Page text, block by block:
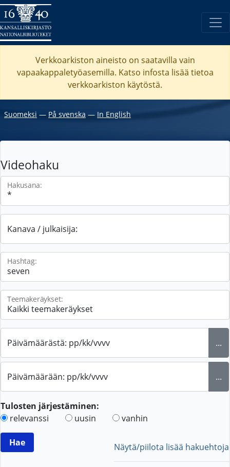
Verkkoarkiston aineisto on saatavilla vain
vapaakappaletyöasemilla. Katso infosta lisää tietoa
verkkoarkiston käytöstä.
Suomeksi ― På svenska ― In English
Videohaku
Hakusana:
Kanava / julkaisija:
Hashtag:
Teemakeräykset:
Päivämäärästä: pp/kk/vvvv ...
Päivämäärään: pp/kk/vvvv ...
Tulosten järjestäminen:
relevanssi
uusin vanhin
Näytä/piilota lisää hakuehtoja